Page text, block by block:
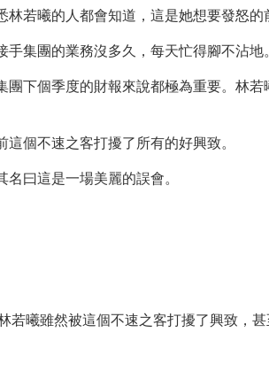
若曦的人都會知道，這是她想要發怒的
集團的業務沒多久，每天忙得腳不沾地
團下個季度的財報來說都極為重要。林
個不速之客打擾了所有的好興致。
曰這是一場美麗的誤會。
若曦雖然被這個不速之客打擾了興致，